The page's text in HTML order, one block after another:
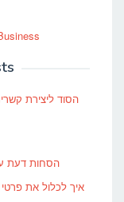
הסוד ליצירת
5 הסחות דעת
איך לכלול את